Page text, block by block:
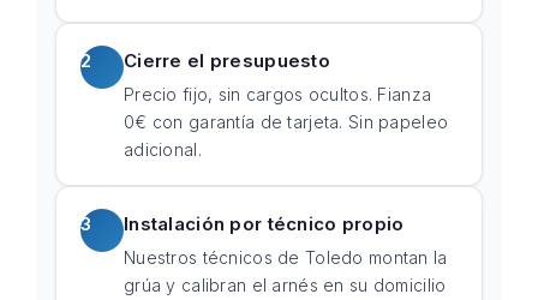
2 Cierre el presupuesto
Precio fijo, sin cargos ocultos. Fianza
0€ con garantía de tarjeta. Sin papeleo
adicional.
3 Instalación por técnico propio
Nuestros técnicos de Toledo montan la
grúa y calibran el arnés en su domicilio